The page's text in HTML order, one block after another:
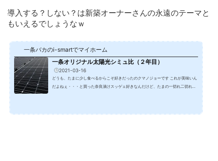
導入する？しない？は新築オーナーさんの永遠のテーマと
もいえるでしょうなｗ
一条バカのi-smartでマイホーム
一条オリジナル太陽光シミュ比（２年目）
2021-03-16
どうも、たまに少し食べるからこそ好きだったのクマノジョーです これが美味いん
だよねぇ・・・と買った奈良漬けスッゲェ好きなんだけど、たまの一切れ二切れ食